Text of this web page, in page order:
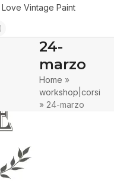
Love Vintage Paint
24-
marzo
Home »
workshop|corsi
» 24-marzo